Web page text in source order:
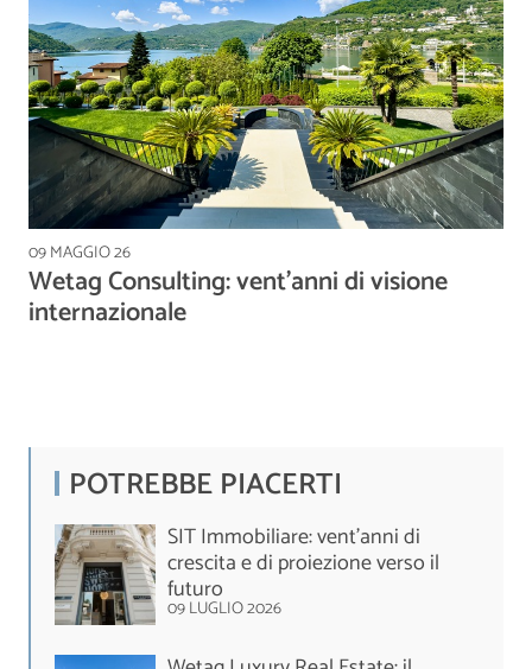
09 MAGGIO 26
Wetag Consulting: vent’anni di visione
internazionale
POTREBBE PIACERTI
SIT Immobiliare: vent’anni di
crescita e di proiezione verso il
futuro
09 LUGLIO 2026